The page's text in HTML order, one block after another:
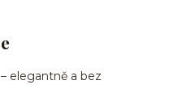
elegantně a bez